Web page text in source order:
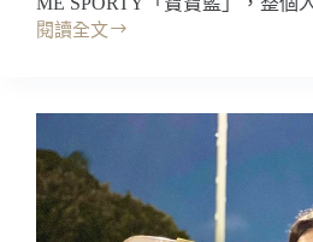
透
列
壓
縮
褲)
閱讀全文
開
AM
SPORTY
歐
美
超